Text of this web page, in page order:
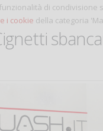
di condivisione
i cookie della categoria